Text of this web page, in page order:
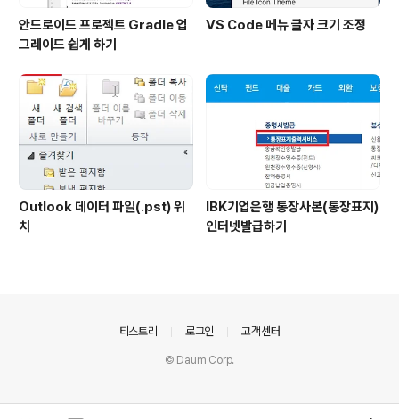
안드로이드 프로젝트 Gradle 업
그레이드 쉽게 하기
VS Code 메뉴 글자 크기 조정
Outlook 데이터 파일(.pst) 위
치
IBK기업은행 통장사본(통장표지)
인터넷발급하기
티스토리 로그인 고객센터
© Daum Corp.